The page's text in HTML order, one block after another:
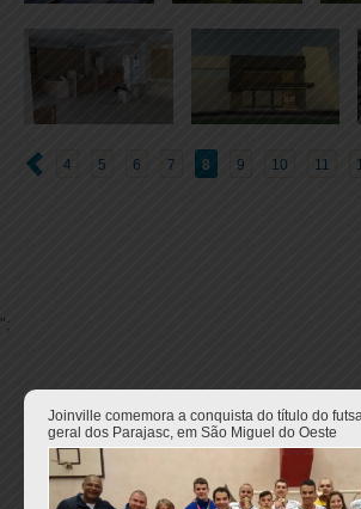
4 5 6 7 8 9 10 11
";
Joinville comemora a conquista do título do
geral dos Parajasc, em São Miguel do Oeste